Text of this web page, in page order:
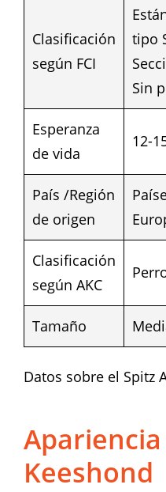
Clasificación
según FCI
tipo
Sin
Esperanza
de vida
12-
País /Región
de origen
Clasificación
según AKC
Tamaño
Datos sobre el Spitz
Keeshond